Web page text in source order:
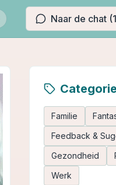
Naar de chat
Familie
Feedback &
Gezondheid
Werk